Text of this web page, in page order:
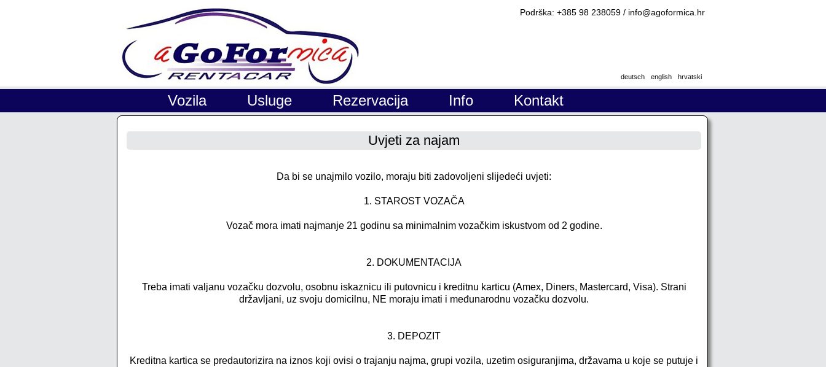
Podrška: +385 98 238059 / info@agoformica.hr
deutsch english hrvatski
Vozila Usluge Rezervacija Info Kontakt
Uvjeti za najam
Da bi se unajmilo vozilo, moraju biti zadovoljeni slijedeći uvjeti:
1. STAROST VOZAČA
Vozač mora imati najmanje 21 godinu sa minimalnim vozačkim iskustvom od 2 godine.
2. DOKUMENTACIJA
Treba imati valjanu vozačku dozvolu, osobnu iskaznicu ili putovnicu i kreditnu karticu (Amex, Diners, Mastercard, Visa). Strani
državljani, uz svoju domicilnu, NE moraju imati i međunarodnu vozačku dozvolu.
3. DEPOZIT
Kreditna kartica se predautorizira na iznos koji ovisi o trajanju najma, grupi vozila, uzetim osiguranjima, državama u koje se putuje i